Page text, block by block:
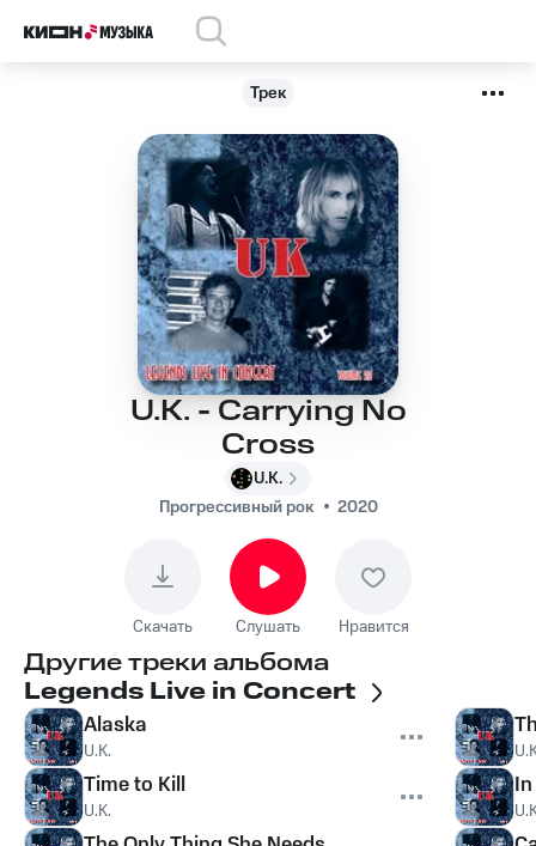
Трек
U.K. - Carrying No
Cross
U.K.
Прогрессивный рок
2020
Скачать Слушать Нравится
Другие треки альбома
Legends Live in Concert
Alaska
U.K.
Time to Kill
U.K.